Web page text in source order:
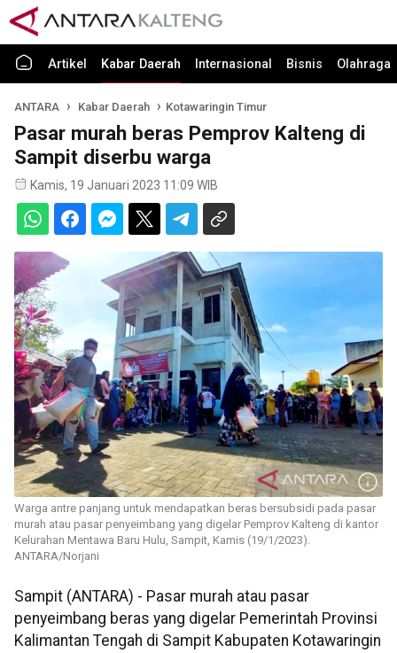
Artikel Kabar Daerah Internasional Bisnis Olahraga
ANTARA Kabar Daerah Kotawaringin Timur
Pasar murah beras Pemprov Kalteng di
Sampit diserbu warga
Kamis, 19 Januari 2023 11:09 WIB
Warga antre panjang untuk mendapatkan beras bersubsidi pada pasar
murah atau pasar penyeimbang yang digelar Pemprov Kalteng di kantor
Kelurahan Mentawa Baru Hulu, Sampit, Kamis (19/1/2023).
ANTARA/Norjani
Sampit (ANTARA) - Pasar murah atau pasar
penyeimbang beras yang digelar Pemerintah Provinsi
Kalimantan Tengah di Sampit Kabupaten Kotawaringin